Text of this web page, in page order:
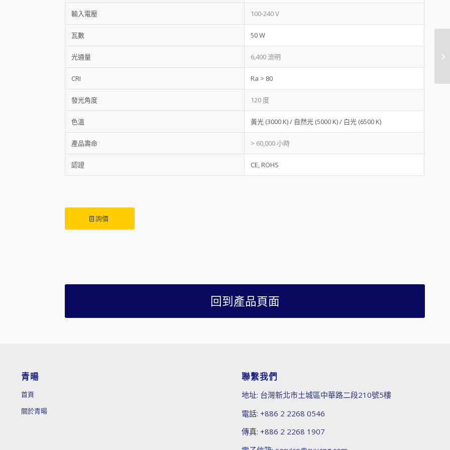
輸入電壓 100-240 V
瓦數 50 W
光通量 6,400 流明
CRI Ra > 80
發光角度 120 度
色溫 黃光 (3000 K) / 自然光 (5000 K) / 白光 (6500 K)
產品壽命 > 60,000 小時
認證 CE, ROHS
詢價
回到產品頁面
青暘
首頁
關於青暘
聯繫我們
地址: 台灣新北市土城區中華路二段210號5樓
電話:+886 2 2268 0546
傳真:+886 2 2268 1907